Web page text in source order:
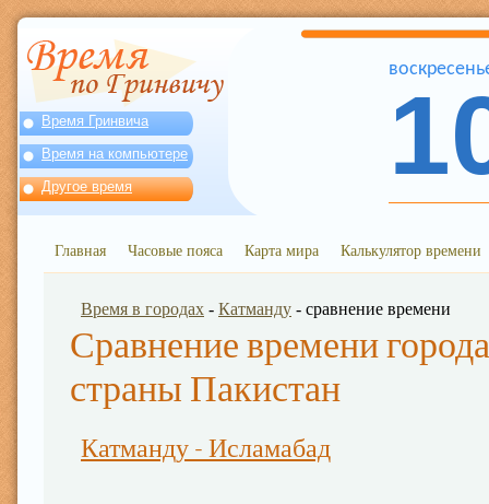
Время Гринвича
Время на компьютере
Другое время
Главная Часовые пояса Карта мира Калькулятор времени
Время в городах - Катманду - сравнение времени
Сравнение времени
страны Пакистан
Катманду - Исламабад